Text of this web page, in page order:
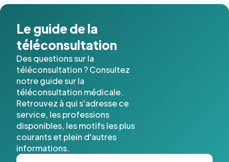
cas. #}
Le guide de la
téléconsultation
Des questions sur la
téléconsultation ? Consultez
notre guide sur la
téléconsultation médicale.
Retrouvez à qui s'adresse ce
service, les professions
disponibles, les motifs les plus
courants et plein d'autres
informations.